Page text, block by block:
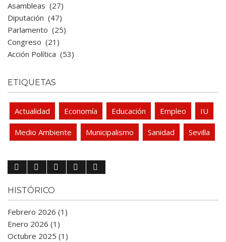
Asambleas (27)
Diputación (47)
Parlamento (25)
Congreso (21)
Acción Política (53)
ETIQUETAS
Actualidad Economía Educación Empleo IU
Medio Ambiente Municipalismo Sanidad Sevilla
HISTÓRICO
Febrero 2026 (1)
Enero 2026 (1)
Octubre 2025 (1)